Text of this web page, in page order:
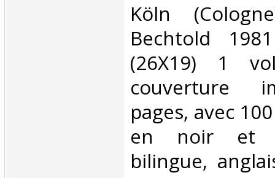
‎Köln
Bechtold
(26X19) 1
couverture
pages, avec
en noir et
bilingue,